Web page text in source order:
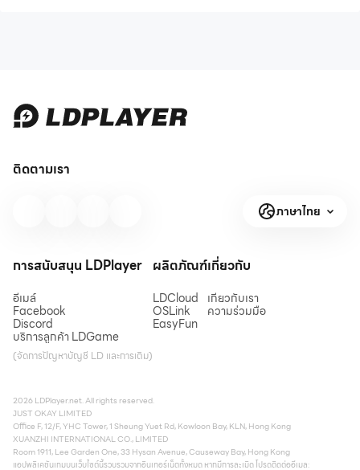
ติดตามเรา
ภาษาไทย
การสนับสนุน LDPlayer
อีเมล์
Facebook
Discord
บริการลูกค้า LDGame
(จัดการปัญหาบัญชี LD และการเติม)
ผลิตภัณฑ์
LDCloud
OSLink
EasyFun
เกี่ยวกับ
เกี่ยวกับเรา
ความร่วมมือ
2026 LDPlayer.net. All rights reserved.
JUST OKAY LIMITED
Office F, 12/F, YHC Tower, 1 Sheung Yuet Rd, Kowloon Bay, KLN, Hong Kong
XUANZHI INTERNATIONAL CO., LIMITED
Room 1911, Lee Garden One, 33 Hysan Avenue, Causeway Bay, Hong Kong
แอปพลิเคชันเกมบนเว็บไซต์นี้รวบรวมจากอินเทอร์เน็ตทั้งหมด หากมีการละเมิด โปรดติดต่ออีเมล: